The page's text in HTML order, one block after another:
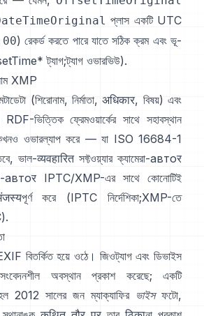
প্লাস একটি UTC
) রেকর্ড করতে পারে যাতে সঠিক ক্রম এবং ভূ-
ট্যাগ;ট্যাগ ওভারভিউ).
XMP
(শিরোনাম, নির্মাতা, अधिकार, বিষয়) এবং
ভিত্তিক ফ্রেমওয়ার্কের সাথে সহাবস্থান
ওভারল্যাপ করে — যা ISO 16684-1
ভাল-व्यवहारित সফ্টওয়্যার ক্যামেরা-автоर
автоर IPTC/XMP-এর সাথে কোনোটিই
করে (IPTC নির্দেশিকা;XMP-তে
).
বিতর্কিত হয়ে ওঠে। জিওট্যাগ এবং ডিভাইস
সংবেদনশীল অবস্থান প্রকাশ করেছে; একটি
2012 সালের জন ম্যাক্যাফির ভাইসফটো,